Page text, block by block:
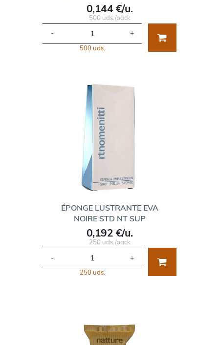
0,144 €/u.
500 uds./pack
- +
500 uds.
ÉPONGE LUSTRANTE EVA
NOIRE STD NT SUP
0,192 €/u.
250 uds./pack
- +
250 uds.